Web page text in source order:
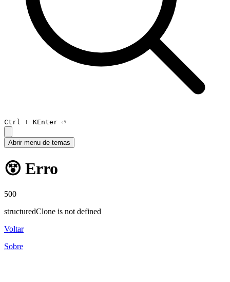
Ctrl + KEnter ⏎
Abrir menu de temas
😵 Erro
500
structuredClone is not defined
Voltar
Sobre